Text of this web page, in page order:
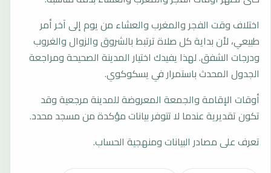
اختلاف وقت الفجر والمغرب والعشاء من يوم إلى آخر أمر
طبيعي، لأن بداية كل صلاة ترتبط بالشروق والزوال والغروب
ودرجات الشفق. لهذا يفيدك اختيار المدينة الصحيحة ومراجعة
الجدول المحدث باستمرار في يسكوكوي.
أوقات الإقامة والجمعة المعروضة للمدينة مرجعية وقد
تكون تقديرية عندما لا تتوفر بيانات مؤكدة من مسجد محدد.
تعرف على مصادر البيانات ومنهجية الحساب.